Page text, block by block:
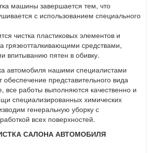
машины завершается тем, что
с использованием специального
чистка пластиковых элементов и
грязеотталкивающими средствами,
впитыванию пятен в обивку.
автомобиля нашими специалистами
обеспечение представительного вида
все работы выполняются качественно и
специализированных химических
генеральную уборку с
всех поверхностей.
САЛОНА АВТОМОБИЛЯ